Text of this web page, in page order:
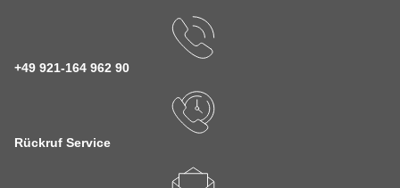
+49 921-164 962 90
Rückruf Service